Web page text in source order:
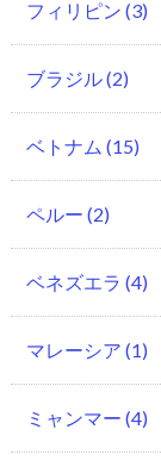
フィリピン (3)
ブラジル(2)
ベトナム (15)
ペルー (2)
ベネズエラ (4)
マレーシア (1)
ミャンマー (4)